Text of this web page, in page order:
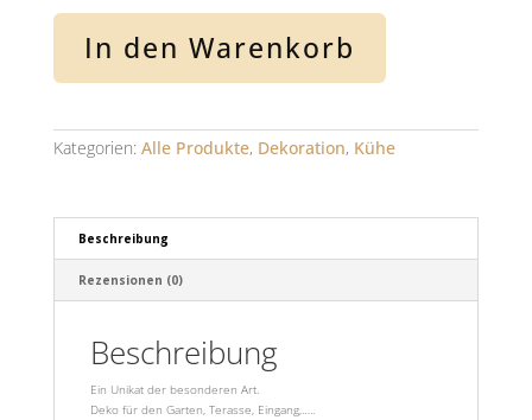
2
Stall
In den Warenkorb
Kategorien: Alle Produkte, Dekoration, Kühe
Beschreibung
Rezensionen (0)
Beschreibung
Ein Unikat der besonderen Art.
Deko für den Garten, Terasse, Eingang,…..